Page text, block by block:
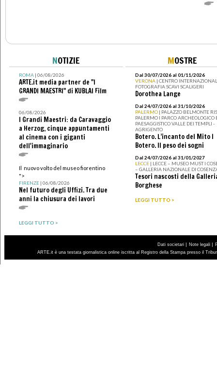
NOTIZIE
ROMA| 06/08/2026
ARTE.it media partner de "I
GRANDI MAESTRI" di KUBLAI Film
06/08/2026
I Grandi Maestri: da Caravaggio
a Herzog, cinque appuntamenti
al cinema con i giganti
dell'immaginario
Il nuovo volto del museo fiorentino
">
FIRENZE| 06/08/2026
Nel futuro degli Uffizi. Tra due
anni la chiusura dei lavori
LEGGI TUTTO >
MOSTRE
Dal 30/07/2026 al 01/11/2026
VERONA | CENTRO
FOTOGRAFIA SCAVI SCALIGERI
Dorothea Lange
Dal 24/07/2026 al 31/10/2026
PALERMO | PALAZZO BELMONTE
PALERMO I PARCO ARCHEOLOGICO
PAESAGGISTICO VALLE DEI TEMPLI -
AGRIGENTO
Botero. L’incanto del Mito I
Botero. Il peso dei sogni
Dal 24/07/2026 al 31/01/2027
LECCE | LECCE – MUSEO MUST I
– GALLERIA NAZIONALE DI
Tesori nascosti della
Borghese
LEGGI TUTTO >
Dati societari | Note legali |
ARTE.it è una testata giornalistica online iscritta al Registro della Stampa presso il